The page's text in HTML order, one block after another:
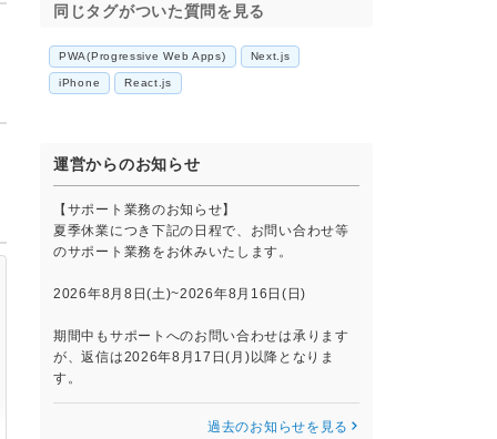
同じタグがついた質問を見る
PWA(Progressive Web Apps) Next.js
iPhone React.js
運営からのお知らせ
【サポート業務のお知らせ】
夏季休業につき下記の日程で、お問い合わせ等
のサポート業務をお休みいたします。
2026年8月8日(土)~2026年8月16日(日)
期間中もサポートへのお問い合わせは承ります
が、返信は2026年8月17日(月)以降となりま
す。
過去のお知らせを見る